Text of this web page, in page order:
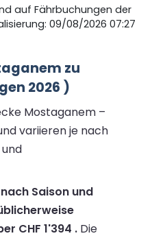
auf Fährbuchungen der
09/08/2026 07:27
zu
2026 )
Mostaganem –
variieren je nach
Saison und
CHF 1'394 . Die